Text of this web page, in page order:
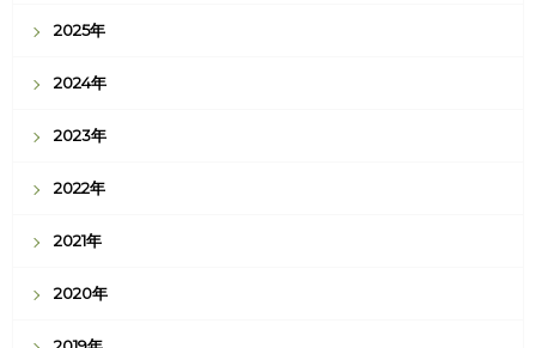
2025年
2024年
2023年
2022年
2021年
2020年